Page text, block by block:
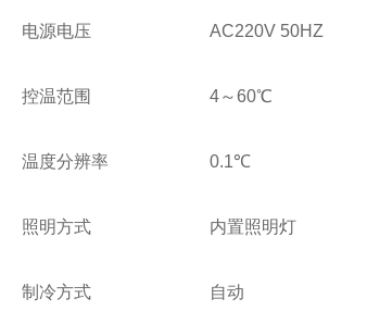
电源电压 AC220V 50HZ
控温范围 4～60℃
温度分辨率 0.1℃
照明方式 内置照明灯
制冷方式 自动